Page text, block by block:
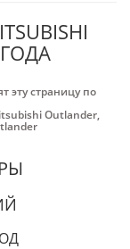
ГОДА
эту страницу по
Outlander,